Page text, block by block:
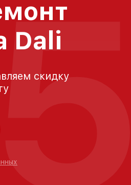
Dali
скидку